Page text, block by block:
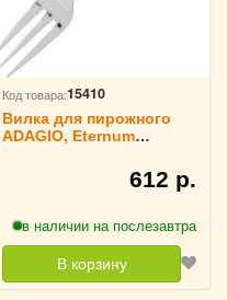
Код товара:15410
Вилка для пирожного
ADAGIO, Eternum
612 р.
в наличии на послезавтра
В корзину